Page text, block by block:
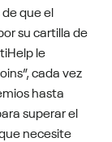
que el
su cartilla de
le
cada vez
hasta
superar el
necesite